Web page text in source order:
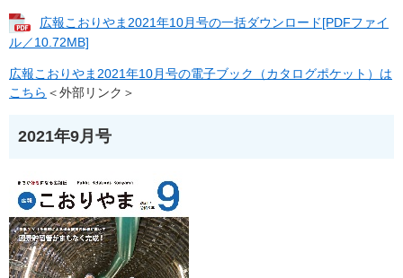
広報こおりやま2021年10月号の一括ダウンロード[PDFファイ
ル／10.72MB]
広報こおりやま2021年10月号の電子ブック（カタログポケット）は
こちら ＜外部リンク＞
2021年9月号